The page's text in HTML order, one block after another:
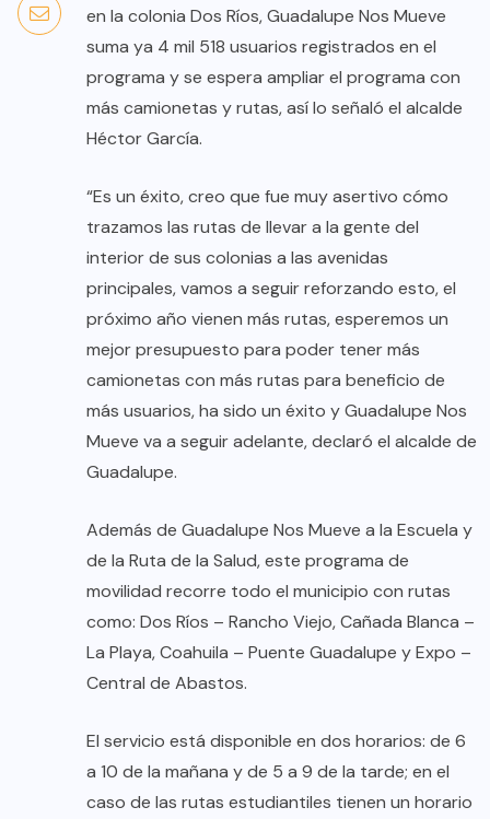
en la colonia Dos Ríos, Guadalupe Nos Mueve
suma ya 4 mil 518 usuarios registrados en el
programa y se espera ampliar el programa con
más camionetas y rutas, así lo señaló el alcalde
Héctor García.
“Es un éxito, creo que fue muy asertivo cómo
trazamos las rutas de llevar a la gente del
interior de sus colonias a las avenidas
principales, vamos a seguir reforzando esto, el
próximo año vienen más rutas, esperemos un
mejor presupuesto para poder tener más
camionetas con más rutas para beneficio de
más usuarios, ha sido un éxito y Guadalupe Nos
Mueve va a seguir adelante, declaró el alcalde de
Guadalupe.
Además de Guadalupe Nos Mueve a la Escuela y
de la Ruta de la Salud, este programa de
movilidad recorre todo el municipio con rutas
como: Dos Ríos – Rancho Viejo, Cañada Blanca –
La Playa, Coahuila – Puente Guadalupe y Expo –
Central de Abastos.
El servicio está disponible en dos horarios: de 6
a 10 de la mañana y de 5 a 9 de la tarde; en el
caso de las rutas estudiantiles tienen un horario